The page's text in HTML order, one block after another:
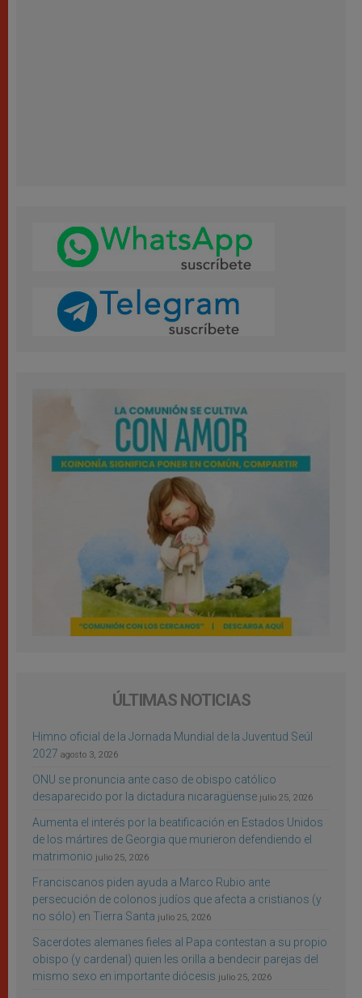
ÚLTIMAS NOTICIAS
Himno oficial de la Jornada Mundial de la Juventud Seúl
2027 agosto 3, 2026
ONU se pronuncia ante caso de obispo católico
desaparecido por la dictadura nicaragüense julio 25, 2026
Aumenta el interés por la beatificación en Estados Unidos
de los mártires de Georgia que murieron defendiendo el
matrimonio julio 25, 2026
Franciscanos piden ayuda a Marco Rubio ante
persecución de colonos judíos que afecta a cristianos (y
no sólo) en Tierra Santa julio 25, 2026
Sacerdotes alemanes fieles al Papa contestan a su propio
obispo (y cardenal) quien les orilla a bendecir parejas del
mismo sexo en importante diócesis julio 25, 2026